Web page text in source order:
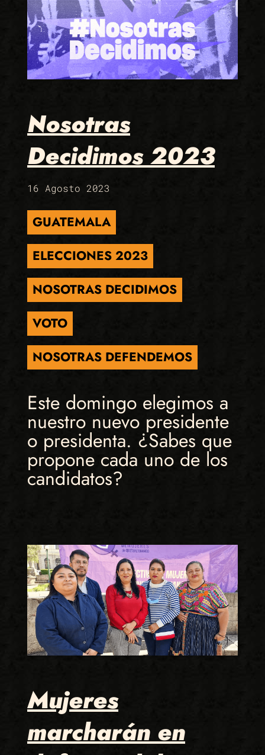
Nosotras
Decidimos 2023
16 Agosto 2023
GUATEMALA
ELECCIONES 2023
NOSOTRAS DECIDIMOS
VOTO
NOSOTRAS DEFENDEMOS
Este domingo elegimos a
nuestro nuevo presidente
o presidenta. ¿Sabes que
propone cada uno de los
candidatos?
Mujeres
marcharán en